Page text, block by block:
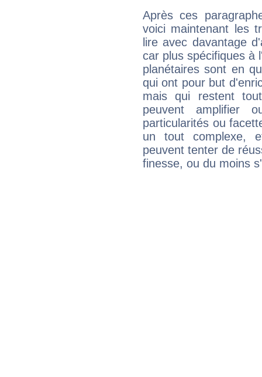
Après ces
voici maintenant les
lire avec davantage
car plus spécifiques à
planétaires sont en
qui ont pour but
mais qui restent
peuvent amplifier
particularités ou
un tout complexe,
peuvent tenter de
finesse, ou du moins